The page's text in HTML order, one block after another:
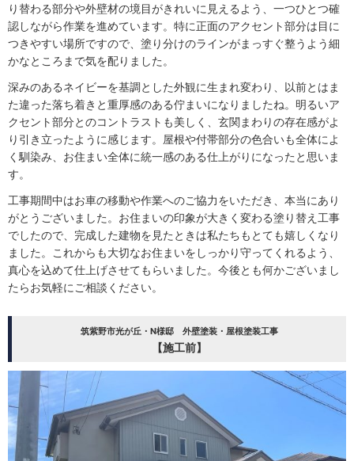
り替わる部分や外壁材の境目がきれいに見えるよう、一つひとつ確
認しながら作業を進めています。特に正面のアクセント部分は目に
つきやすい場所ですので、塗り分けのラインがまっすぐ整うよう細
かなところまで気を配りました。
深みのあるネイビーを基調とした外観に生まれ変わり、以前とはま
た違った落ち着きと重厚感のある佇まいになりましたね。明るいア
クセント部分とのコントラストも美しく、玄関まわりの存在感がよ
り引き立ったように感じます。屋根や付帯部分の色合いも全体によ
く馴染み、お住まい全体に統一感のある仕上がりになったと思いま
す。
工事期間中はお車の移動や作業へのご協力をいただき、本当にあり
がとうございました。お住まいの印象が大きく変わる塗り替え工事
でしたので、完成した建物を見たときは私たちもとても嬉しくなり
ました。これからも大切なお住まいをしっかり守ってくれるよう、
真心を込めて仕上げさせてもらいました。今後とも何かございまし
たらお気軽にご相談ください。
筑紫野市光が丘・N様邸 外壁塗装・屋根塗装工事
【施工前】